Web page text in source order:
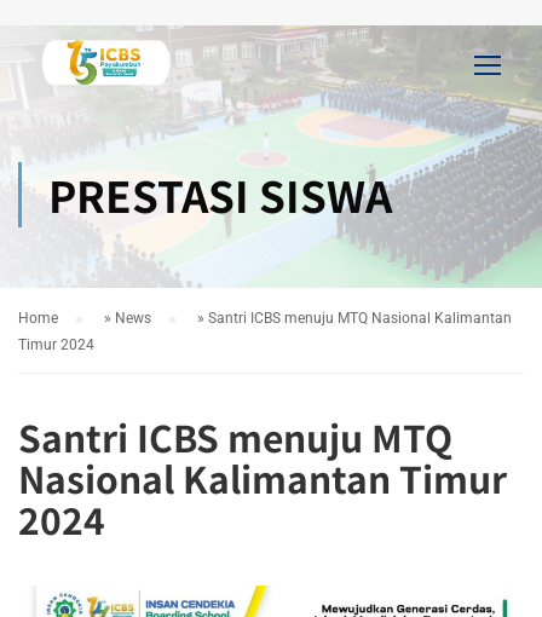
PRESTASI SISWA
Home » News » Santri ICBS menuju MTQ Nasional Kalimantan
Timur 2024
Santri ICBS menuju MTQ
Nasional Kalimantan Timur
2024